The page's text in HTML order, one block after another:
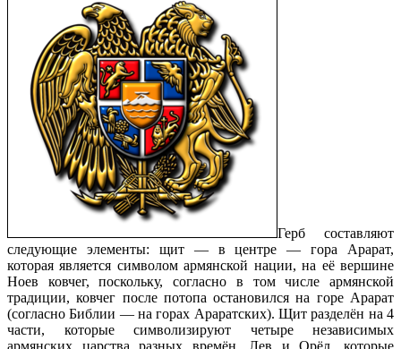
Герб составляют
следующие элементы: щит — в центре — гора Арарат,
которая является символом армянской нации, на её вершине
Ноев ковчег, поскольку, согласно в том числе армянской
традиции, ковчег после потопа остановился на горе Арарат
(согласно Библии — на горах Араратских). Щит разделён на 4
части, которые символизируют четыре независимых